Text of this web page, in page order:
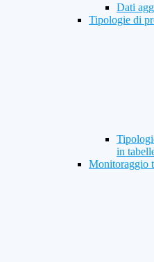
Dati
Tipologie di
in
Monitoraggio